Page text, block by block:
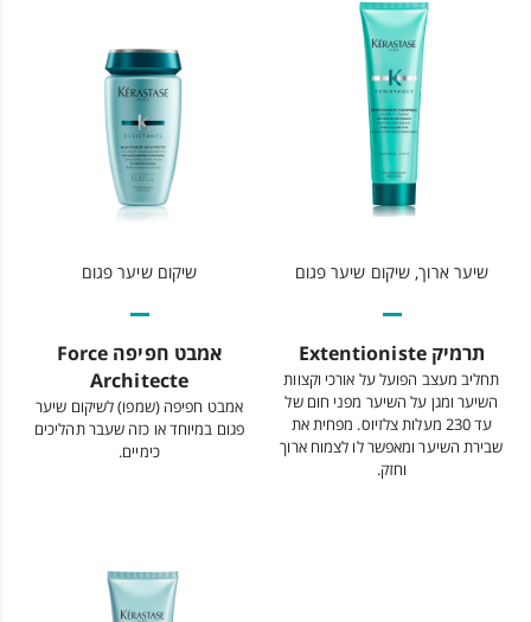
שיער ארוך, שיקום שיער פגום
תרמיק Extentioniste
תחליב מעצב הפועל על אורכי וקצוות
השיער ומגן על השיער מפני חום של
עד 230 מעלות צלזיוס. מפחית את
שבירת השיער ומאפשר לו לצמוח ארוך
וחזק.
שיקום שיער פגום
אמבט חפיפה Force
Architecte
אמבט חפיפה (שמפו) לשיקום שיער
פגום במיוחד או כזה שעבר תהליכים
כימיים.